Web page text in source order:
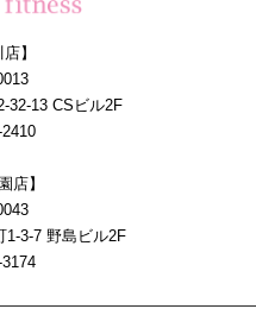
】
32-13 CSビル2F
店】
1-3-7 野島ビル2F